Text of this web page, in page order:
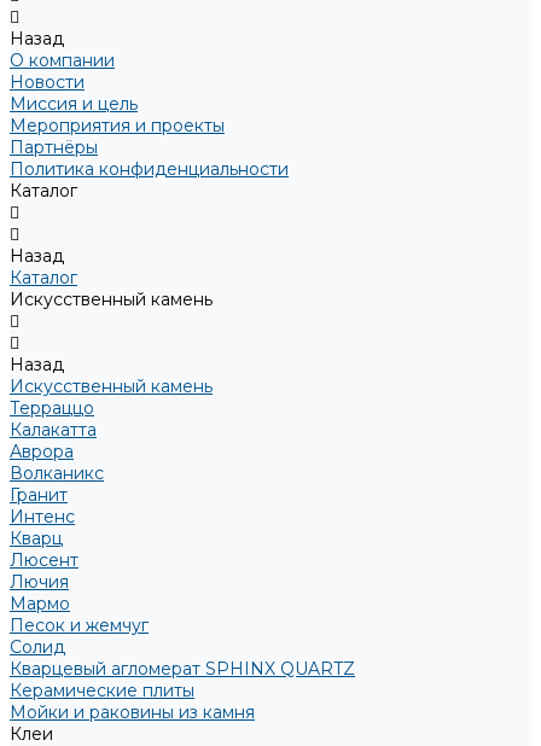
Назад
О компании
Новости
Миссия и цель
Мероприятия и проекты
Партнёры
Политика конфиденциальности
Каталог
Назад
Каталог
Искусственный камень
Назад
Искусственный камень
Терраццо
Калакатта
Аврора
Волканикс
Гранит
Интенс
Кварц
Люсент
Лючия
Мармо
Песок и жемчуг
Солид
Кварцевый агломерат SPHINX QUARTZ
Керамические плиты
Мойки и раковины из камня
Клеи